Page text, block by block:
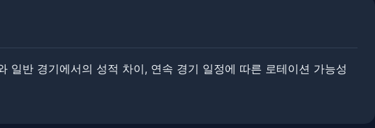
일반 경기에서의 성적 차이, 연속 경기 일정에 따른 로테이션 가능성